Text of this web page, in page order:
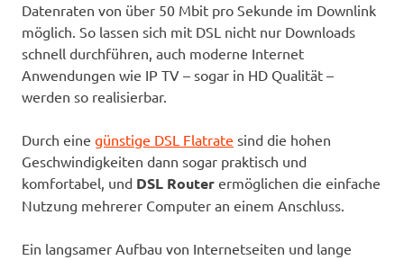
Datenraten von über 50 Mbit pro Sekunde im Downlink
möglich. So lassen sich mit DSL nicht nur Downloads
schnell durchführen, auch moderne Internet
Anwendungen wie IP TV – sogar in HD Qualität –
werden so realisierbar.
Durch eine günstige DSL Flatrate sind die hohen
Geschwindigkeiten dann sogar praktisch und
komfortabel, und DSL Router ermöglichen die einfache
Nutzung mehrerer Computer an einem Anschluss.
Ein langsamer Aufbau von Internetseiten und lange